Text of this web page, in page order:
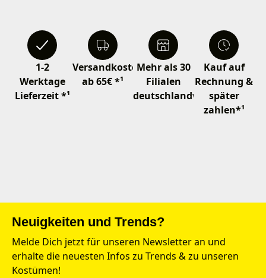
1-2
Werktage
Lieferzeit *¹
Versandkostenfrei
ab 65€ *¹
Mehr als 30
Filialen
deutschlandweit
Kauf auf
Rechnung &
später
zahlen*¹
Neuigkeiten und Trends?
Melde Dich jetzt für unseren Newsletter an und
erhalte die neuesten Infos zu Trends & zu unseren
Kostümen!